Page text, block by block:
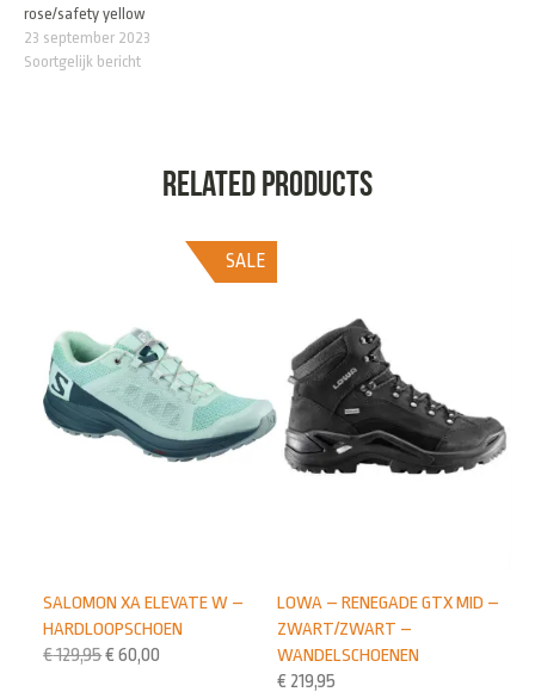
rose/safety yellow
23 september 2023
Soortgelijk bericht
Related products
LOWA – RENEGADE GTX MID –
ZWART/ZWART –
WANDELSCHOENEN
€ 219,95
SALE
SALOMON XA ELEVATE W –
HARDLOOPSCHOEN
€129,95€ 60,00